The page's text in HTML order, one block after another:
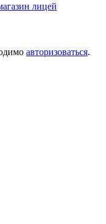
лицей
авторизоваться.